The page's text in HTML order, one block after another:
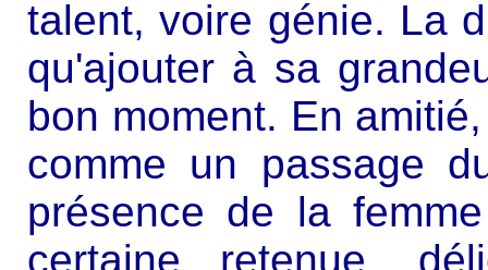
talent, voire génie. La
qu'ajouter à sa
bon moment. En
comme un passage
présence de la
certaine retenue,